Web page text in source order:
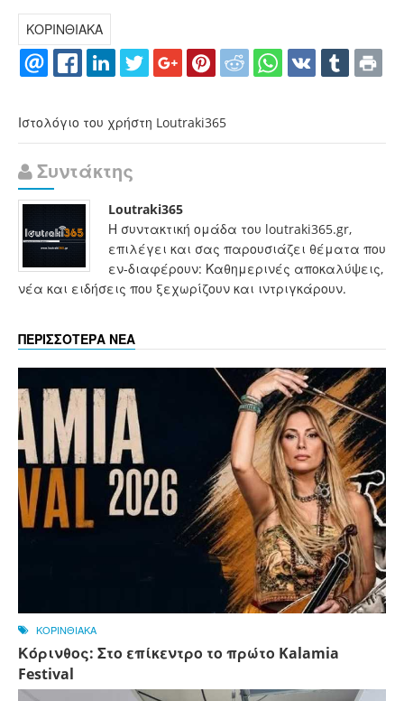
ΚΟΡΙΝΘΙΑΚΑ
Ιστολόγιο του χρήστη Loutraki365
Συντάκτης
Loutraki365
Η συντακτική ομάδα του loutraki365.gr,
επιλέγει και σας παρουσιάζει θέματα που
εν-διαφέρουν: Καθημερινές αποκαλύψεις,
νέα και ειδήσεις που ξεχωρίζουν και ιντριγκάρουν.
ΠΕΡΙΣΣΟΤΕΡΑ ΝΕΑ
ΚΟΡΙΝΘΙΑΚΑ
Κόρινθος: Στο επίκεντρο το πρώτο Kalamia
Festival